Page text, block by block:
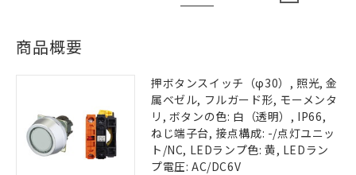
商品概要
押ボタンスイッチ（φ30）, 照光, 金
属ベゼル, フルガード形, モーメンタ
リ, ボタンの色: 白（透明）, IP66,
ねじ端子台, 接点構成: -/点灯ユニッ
ト/NC, LEDランプ色: 黄, LEDラン
プ電圧: AC/DC6V